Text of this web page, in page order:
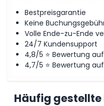
Bestpreisgarantie
Keine
Volle Ende-zu-Ende
24/7 Kundensupport
4,8/5 ⭐ Bewertung
4,7/5 ⭐ Bewertung
Häufig gestellte